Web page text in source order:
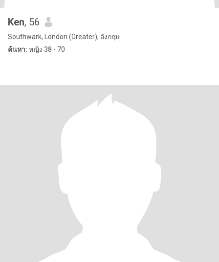
Ken, 56
Southwark, London (Greater), อังกฤษ
ค้นหา: หญิง 38 - 70